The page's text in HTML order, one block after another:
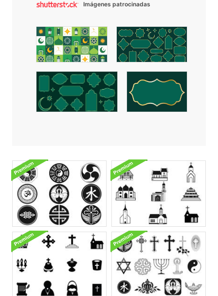
Imágenes patrocinadas